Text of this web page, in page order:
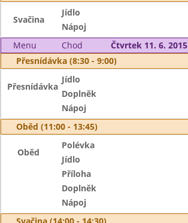
Svačina
Jídlo
Nápoj
Menu
Chod
Čtvrtek 11. 6. 2015
Přesnídávka (8:30 - 9:00)
Přesnídávka
Jídlo
Doplněk
Nápoj
Oběd (11:00 - 13:45)
Oběd
Polévka
Jídlo
Příloha
Doplněk
Nápoj